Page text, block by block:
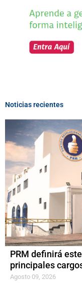
Noticias recientes
PRM definirá
principales
Agosto 09, 2026